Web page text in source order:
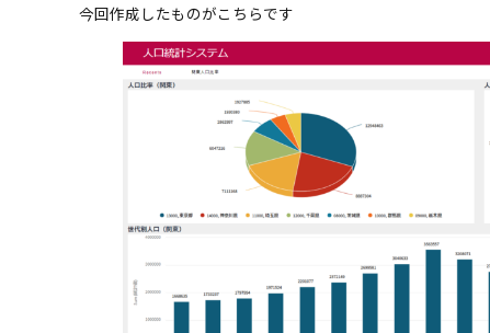
今回作成したものがこちらです